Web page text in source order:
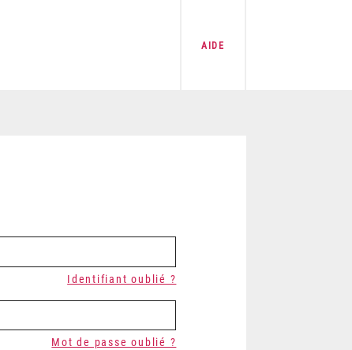
AIDE
Identifiant oublié ?
Mot de passe oublié ?